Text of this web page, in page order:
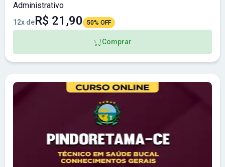
Administrativo
12x deR$ 21,90 50% OFF
Comprar